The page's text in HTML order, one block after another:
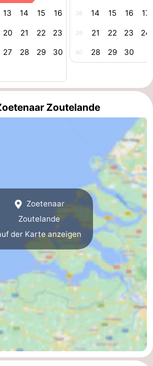
13 14 15 16
20 21 22 23
27 28 29 30
38 14 15 16 17
39 21 22 23 24
40 28 29 30
Zoutelande
Zoetenaar
Zoutelande
der Karte anzeigen